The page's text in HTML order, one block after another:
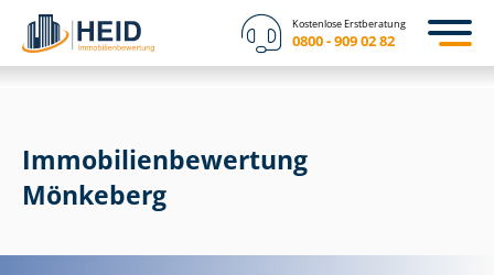
Kostenlose Erstberatung
0800 - 909 02 82
Immobilien­bewertung
Mönkeberg